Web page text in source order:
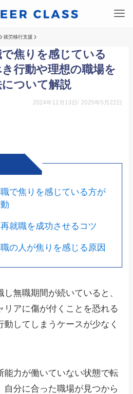
就労移行支援
焦りを感じている
行動や理想の職場を
ついて解説
2024年12月13日 2025年5月22日
で焦りを感じている方が
就職を成功させるコツ
の人が焦りを感じる原因
無職期間が続いていると、
リアに傷が付くことを恐れる
動してしまうケースが少なく
能力が働いていない状態で転
自分に合った職場が見つから